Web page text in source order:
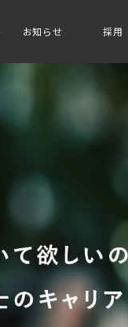
お知らせ 採用